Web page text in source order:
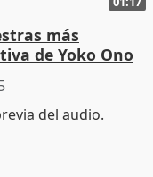
más
de Yoko Ono